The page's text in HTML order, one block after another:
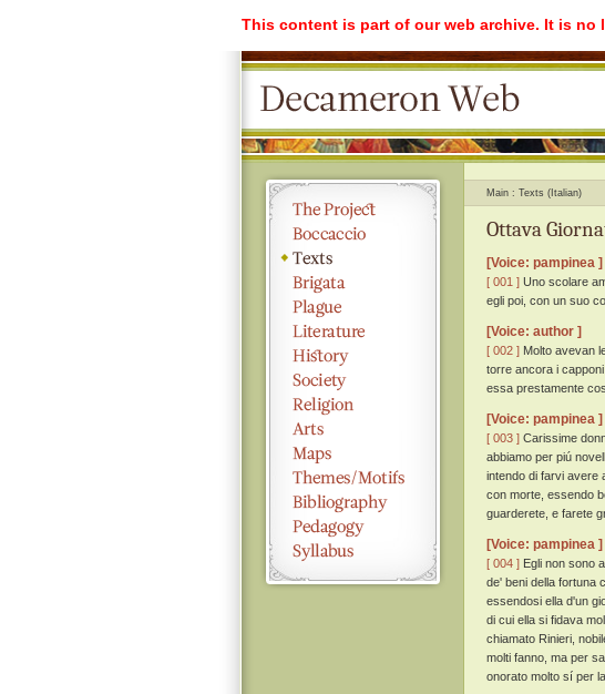
This content is part of our web archive. It is
Main Texts (Italian)
Ottava
[Voice: pampinea ]
[ 001 ] Uno scolare
egli poi, con un suo
[Voice: author ]
[ 002 ] Molto avevan
torre ancora i
essa prestamente
[Voice: pampinea ]
[ 003 ] Carissime
abbiamo per piú
intendo di farvi avere
con morte, essendo
guarderete, e farete
[Voice: pampinea ]
[ 004 ] Egli non sono
de' beni della fortuna
essendosi ella d'un
di cui ella si fidava
chiamato Rinieri,
molti fanno, ma per
onorato molto sí per